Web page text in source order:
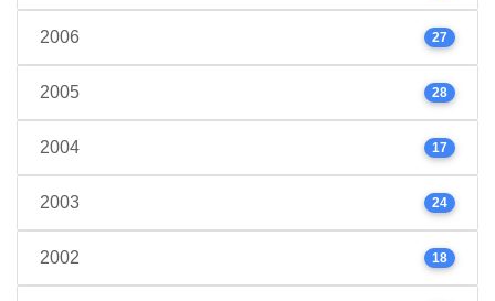
2006 27
2005 28
2004 17
2003 24
2002 18